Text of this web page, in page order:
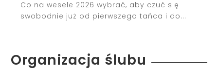
Co na wesele 2026 wybrać, aby czuć się
swobodnie już od pierwszego tańca i do...
Organizacja ślubu